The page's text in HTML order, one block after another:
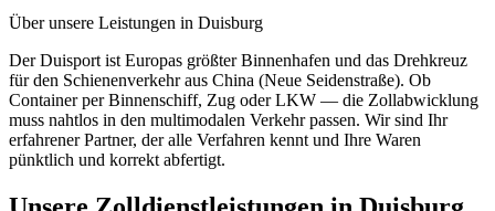
Über unsere Leistungen in Duisburg
Der Duisport ist Europas größter Binnenhafen und das Drehkreuz
für den Schienenverkehr aus China (Neue Seidenstraße). Ob
Container per Binnenschiff, Zug oder LKW — die Zollabwicklung
muss nahtlos in den multimodalen Verkehr passen. Wir sind Ihr
erfahrener Partner, der alle Verfahren kennt und Ihre Waren
pünktlich und korrekt abfertigt.